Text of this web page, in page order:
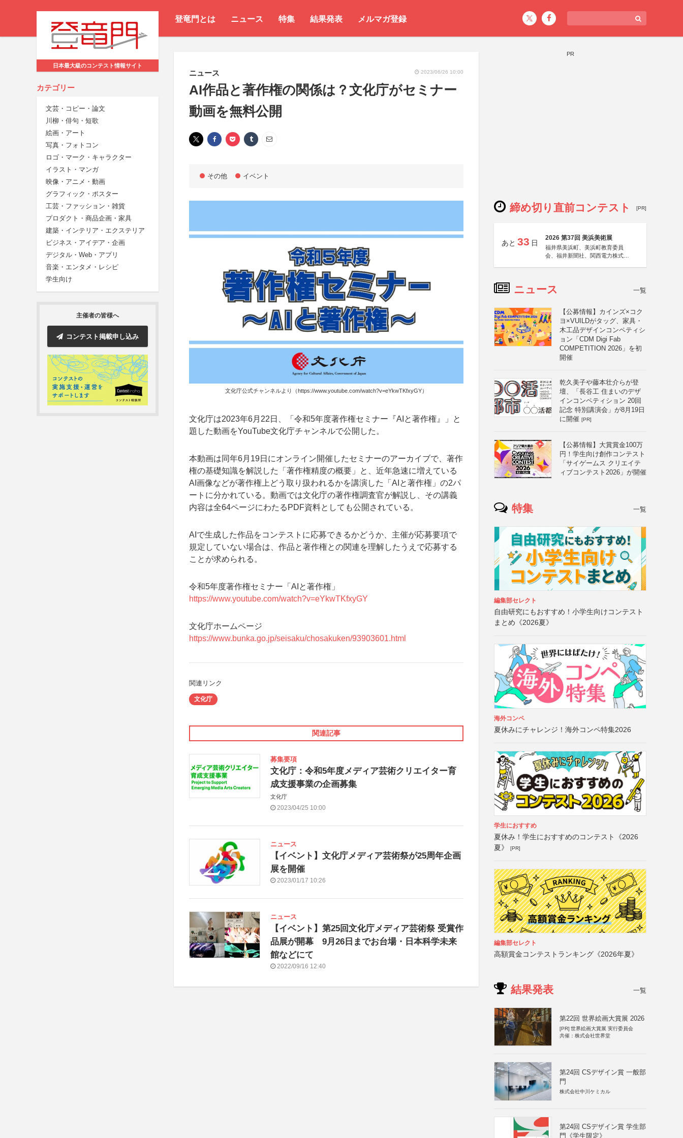
登竜門とは ニュース 特集 結果発表 メルマガ登録
日本最大級のコンテスト情報サイト
カテゴリー
文芸・コピー・論文
川柳・俳句・短歌
絵画・アート
写真・フォトコン
ロゴ・マーク・キャラクター
イラスト・マンガ
映像・アニメ・動画
グラフィック・ポスター
工芸・ファッション・雑貨
プロダクト・商品企画・家具
建築・インテリア・エクステリア
ビジネス・アイデア・企画
デジタル・Web・アプリ
音楽・エンタメ・レシピ
学生向け
主催者の皆様へ
コンテスト掲載申し込み
ニュース 2023/06/26 10:00
AI作品と著作権の関係は？文化庁がセミナー
動画を無料公開
その他 イベント
文化庁公式チャンネルより（https://www.youtube.com/watch?v=eYkwTKfxyGY）
文化庁は2023年6月22日、「令和5年度著作権セミナー『AIと著作権』」と
題した動画をYouTube文化庁チャンネルで公開した。
本動画は同年6月19日にオンライン開催したセミナーのアーカイブで、著作
権の基礎知識を解説した「著作権精度の概要」と、近年急速に増えている
AI画像などが著作権上どう取り扱われるかを講演した「AIと著作権」の2パ
ートに分かれている。動画では文化庁の著作権調査官が解説し、その講義
内容は全64ページにわたるPDF資料としても公開されている。
AIで生成した作品をコンテストに応募できるかどうか、主催が応募要項で
規定していない場合は、作品と著作権との関連を理解したうえで応募する
ことが求められる。
令和5年度著作権セミナー「AIと著作権」
https://www.youtube.com/watch?v=eYkwTKfxyGY
文化庁ホームページ
https://www.bunka.go.jp/seisaku/chosakuken/93903601.html
関連リンク
文化庁
関連記事
募集要項
文化庁：令和5年度メディア芸術クリエイター育
成支援事業の企画募集
文化庁
2023/04/25 10:00
ニュース
【イベント】文化庁メディア芸術祭が25周年企画
展を開催
2023/01/17 10:26
ニュース
【イベント】第25回文化庁メディア芸術祭 受賞作
品展が開幕 9月26日までお台場・日本科学未来
館などにて
2022/09/16 12:40
PR
締め切り直前コンテスト [PR]
あと 33 日
2026 第37回 美浜美術展
福井県美浜町、美浜町教育委員
会、福井新聞社、関西電力株式会
ニュース 一覧
【公募情報】カインズ×コク
ヨ×VUILDがタッグ、家具・
木工品デザインコンペティシ
ョン「CDM Digi Fab
COMPETITION 2026」を初
開催
乾久美子や藤本壮介らが登
壇、「長谷工 住まいのデザ
インコンペティション 20回
記念 特別講演会」が8月19日
に開催 [PR]
【公募情報】大賞賞金100万
円！学生向け創作コンテスト
「サイゲームス クリエイテ
ィブコンテスト2026」が開催
特集 一覧
編集部セレクト
自由研究にもおすすめ！小学生向けコンテスト
まとめ《2026夏》
海外コンペ
夏休みにチャレンジ！海外コンペ特集2026
学生におすすめ
夏休み！学生におすすめのコンテスト《2026
夏》
[PR]
編集部セレクト
高額賞金コンテストランキング《2026年夏》
結果発表 一覧
第22回 世界絵画大賞展 2026
[PR] 世界絵画大賞展 実行委員会
共催：株式会社世界堂
第24回 CSデザイン賞 一般部
門
株式会社中川ケミカル
第24回 CSデザイン賞 学生部
門《学生限定》